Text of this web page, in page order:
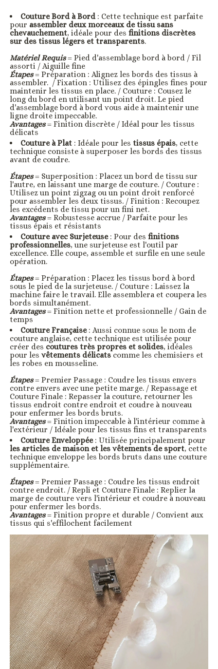
Couture Bord à Bord : Cette technique est parfaite
pour assembler deux morceaux de tissu sans
chevauchement, idéale pour des finitions discrètes
sur des tissus légers et transparents.
Matériel Requis= Pied d'assemblage bord à bord / Fil
assorti / Aiguille fine
Étapes = Préparation : Alignez les bords des tissus à
assembler. / Fixation : Utilisez des épingles fines pour
maintenir les tissus en place. / Couture : Cousez le
long du bord en utilisant un point droit. Le pied
d'assemblage bord à bord vous aide à maintenir une
ligne droite impeccable.
Avantages = Finition discrète / Idéal pour les tissus
délicats
Couture à Plat : Idéale pour les tissus épais, cette
technique consiste à superposer les bords des tissus
avant de coudre.
Étapes = Superposition : Placez un bord de tissu sur
l'autre, en laissant une marge de couture. / Couture :
Utilisez un point zigzag ou un point droit renforcé
pour assembler les deux tissus. / Finition : Recoupez
les excédents de tissu pour un fini net.
Avantages = Robustesse accrue / Parfaite pour les
tissus épais et résistants
Couture avec Surjeteuse: Pour des finitions
professionnelles, une surjeteuse est l'outil par
excellence. Elle coupe, assemble et surfile en une seule
opération.
Étapes = Préparation : Placez les tissus bord à bord
sous le pied de la surjeteuse. / Couture : Laissez la
machine faire le travail. Elle assemblera et coupera les
bords simultanément.
Avantages = Finition nette et professionnelle / Gain de
temps
Couture Française: Aussi connue sous le nom de
couture anglaise, cette technique est utilisée pour
créer des coutures très propres et solides, idéales
pour les vêtements délicats comme les chemisiers et
les robes en mousseline.
Étapes = Premier Passage : Coudre les tissus envers
contre envers avec une petite marge. / Repassage et
Couture Finale : Repasser la couture, retourner les
tissus endroit contre endroit et coudre à nouveau
pour enfermer les bords bruts.
Avantages = Finition impeccable à l'intérieur comme à
l'extérieur / Idéale pour les tissus fins et transparents
Couture Enveloppée: Utilisée principalement pour
les articles de maison et les vêtements de sport, cette
technique enveloppe les bords bruts dans une couture
supplémentaire.
Étapes = Premier Passage : Coudre les tissus endroit
contre endroit. / Repli et Couture Finale : Replier la
marge de couture vers l'intérieur et coudre à nouveau
pour enfermer les bords.
Avantages = Finition propre et durable / Convient aux
tissus qui s'effilochent facilement